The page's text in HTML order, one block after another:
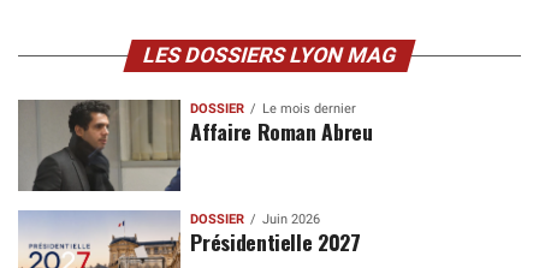
LES DOSSIERS LYON MAG
DOSSIER Le mois dernier
Affaire Roman Abreu
DOSSIER Juin 2026
Présidentielle 2027